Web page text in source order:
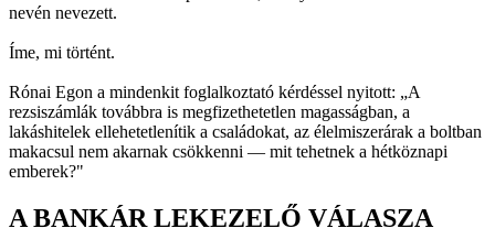
nevén nevezett.
Íme, mi történt.
Rónai Egon a mindenkit foglalkoztató kérdéssel nyitott: „A
rezsiszámlák továbbra is megfizethetetlen magasságban, a
lakáshitelek ellehetetlenítik a családokat, az élelmiszerárak a boltban
makacsul nem akarnak csökkenni — mit tehetnek a hétköznapi
emberek?"
A BANKÁR LEKEZELŐ VÁLASZA